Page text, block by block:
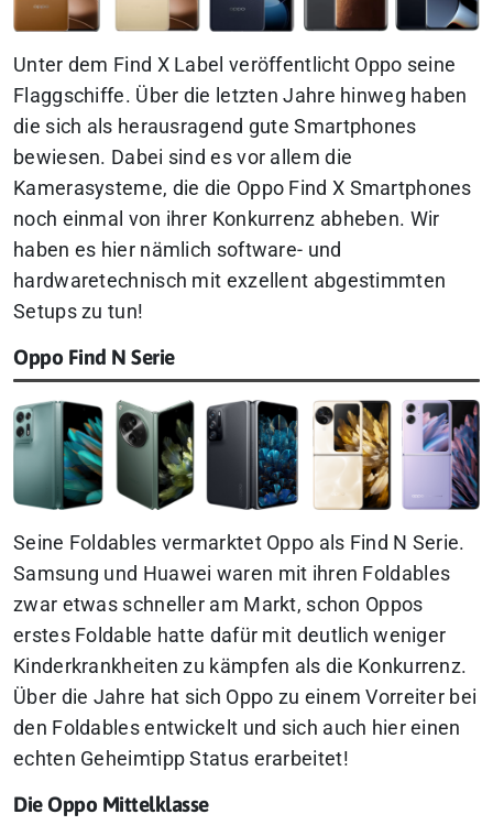
Unter dem Find X Label veröffentlicht Oppo seine
Flaggschiffe. Über die letzten Jahre hinweg haben
die sich als herausragend gute Smartphones
bewiesen. Dabei sind es vor allem die
Kamerasysteme, die die Oppo Find X Smartphones
noch einmal von ihrer Konkurrenz abheben. Wir
haben es hier nämlich software- und
hardwaretechnisch mit exzellent abgestimmten
Setups zu tun!
Oppo Find N Serie
Seine Foldables vermarktet Oppo als Find N Serie.
Samsung und Huawei waren mit ihren Foldables
zwar etwas schneller am Markt, schon Oppos
erstes Foldable hatte dafür mit deutlich weniger
Kinderkrankheiten zu kämpfen als die Konkurrenz.
Über die Jahre hat sich Oppo zu einem Vorreiter bei
den Foldables entwickelt und sich auch hier einen
echten Geheimtipp Status erarbeitet!
Die Oppo Mittelklasse